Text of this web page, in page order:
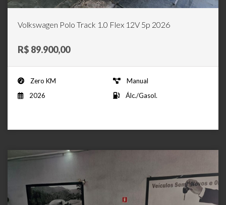
Volkswagen Polo Track 1.0 Flex 12V 5p 2026
R$ 89.900,00
Zero KM
Manual
2026
Álc./Gasol.